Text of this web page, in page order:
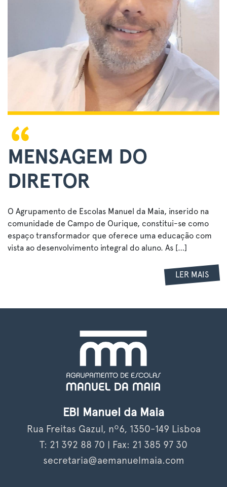
MENSAGEM DO
DIRETOR
O Agrupamento de Escolas Manuel da Maia, inserido na
comunidade de Campo de Ourique, constitui-se como
espaço transformador que oferece uma educação com
vista ao desenvolvimento integral do aluno. As […]
LER MAIS
EBI Manuel da Maia
Rua Freitas Gazul, nº6, 1350-149 Lisboa
T: 21 392 88 70 | Fax: 21 385 97 30
secretaria@aemanuelmaia.com